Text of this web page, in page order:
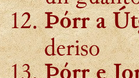
Þórr a
deriso